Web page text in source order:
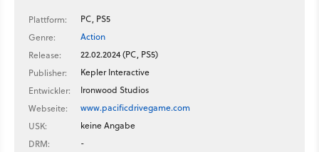
Plattform:
PC, PS5
Genre:
Action
Release:
22.02.2024 (PC, PS5)
Publisher:
Kepler Interactive
Entwickler:
Ironwood Studios
Webseite:
www.pacificdrivegame.com
USK:
keine Angabe
DRM:
-